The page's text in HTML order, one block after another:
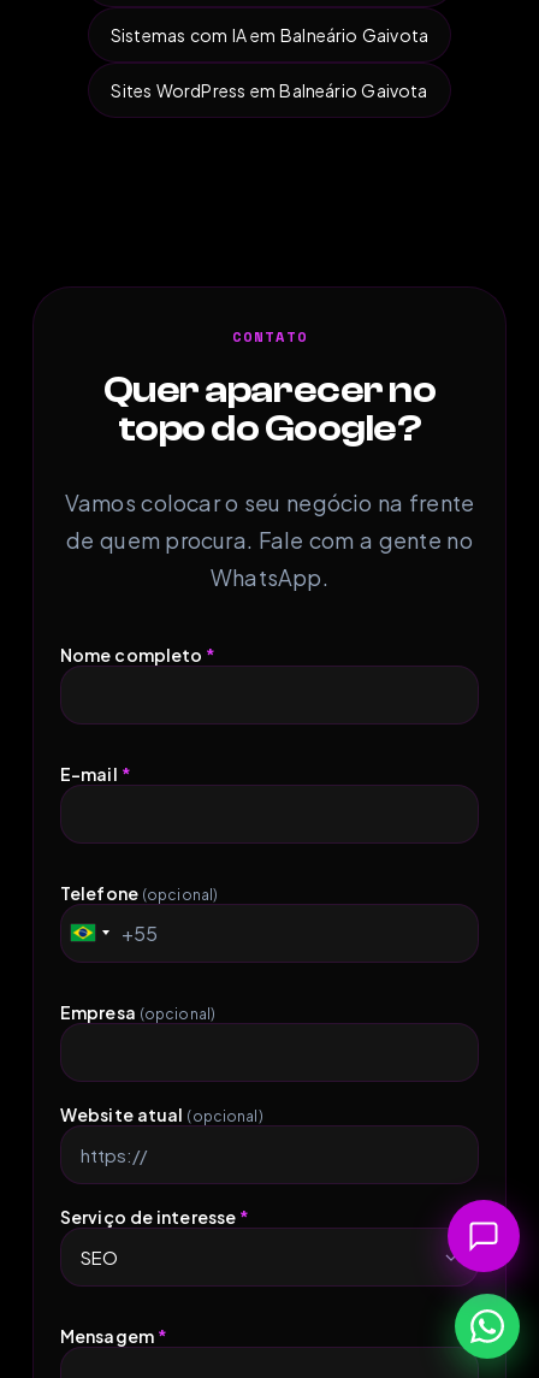
Sistemas com IA em Balneário Gaivota
Sites WordPress em Balneário Gaivota
CONTATO
Quer aparecer no
topo do Google?
Vamos colocar o seu negócio na frente
de quem procura. Fale com a gente no
WhatsApp.
Nome completo *
E-mail *
Telefone (opcional)
Brazil
+55
+55
Empresa (opcional)
Website atual (opcional)
Serviço de interesse *
Mensagem *